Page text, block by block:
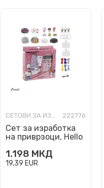
СЕТОВИ ЗА ИЗРАБОТКА 222776
Сет за изработка
на приврзоци, Hello
Bag Clips
1.198 МКД
19,39 EUR